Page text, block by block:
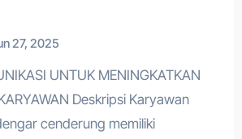
27, 2025
Deskripsi Karyawan
cenderung memiliki